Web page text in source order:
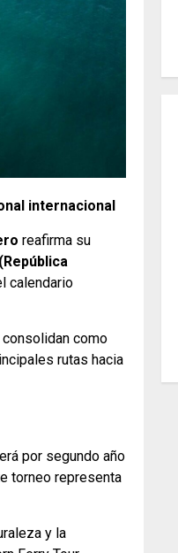
internacional
reafirma su
calendario
consolidan como
rutas hacia
por segundo año
torneo representa
y la